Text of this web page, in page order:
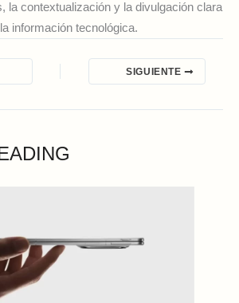
la contextualización y la divulgación clara
información tecnológica.
SIGUIENTE